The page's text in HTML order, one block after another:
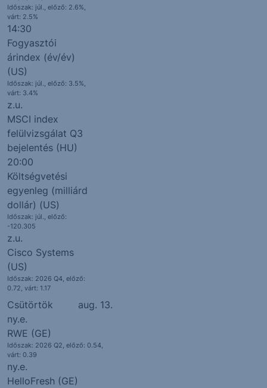
Időszak: júl., előző: 2.6%,
várt: 2.5%
14:30
Fogyasztói
árindex (év/év)
(US)
Időszak: júl., előző: 3.5%,
várt: 3.4%
z.u.
MSCI index
felülvizsgálat Q3
bejelentés (HU)
20:00
Költségvetési
egyenleg (milliárd
dollár) (US)
Időszak: júl., előző:
-120.305
z.u.
Cisco Systems
(US)
Időszak: 2026 Q4, előző:
0.72, várt: 1.17
Csütörtök
aug. 13.
ny.e.
RWE (GE)
Időszak: 2026 Q2, előző: 0.54,
várt: 0.39
ny.e.
HelloFresh (GE)